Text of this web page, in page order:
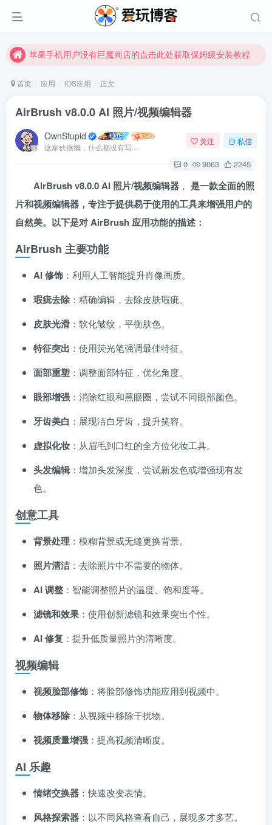
苹果手机用户没有巨魔商店的点击此处获取保姆级安装教程
苹果手机用户没有巨魔商店的点击此处获取保姆级安装教程
首页 应用 iOS应用 正文
AirBrush v8.0.0 AI 照片/视频编辑器
OwnStupid
这家伙很懒，什么都没有写...
关注 私信
0 9063 2245
AirBrush v8.0.0 AI 照片/视频编辑器 ， 是一款全面的照
片和视频编辑器，专注于提供易于使用的工具来增强用户的
自然美。以下是对 AirBrush 应用功能的描述：
AirBrush 主要功能
AI 修饰 ：利用人工智能提升肖像画质。
瑕疵去除 ：精确编辑，去除皮肤瑕疵。
皮肤光滑 ：软化皱纹，平衡肤色。
特征突出 ：使用荧光笔强调最佳特征。
面部重塑 ：调整面部特征，优化角度。
眼部增强 ：消除红眼和黑眼圈，尝试不同眼部颜色。
牙齿美白 ：展现洁白牙齿，提升笑容。
虚拟化妆 ：从眉毛到口红的全方位化妆工具。
头发编辑：增加头发深度，尝试新发色或增强现有发
色。
创意工具
背景处理 ：模糊背景或无缝更换背景。
照片清洁：去除照片中不需要的物体。
AI 调整 ：智能调整照片的温度、饱和度等。
滤镜和效果 ：使用创新滤镜和效果突出个性。
AI 修复 ：提升低质量照片的清晰度。
视频编辑
视频脸部修饰 ：将脸部修饰功能应用到视频中。
物体移除 ：从视频中移除干扰物。
视频质量增强 ：提高视频清晰度。
AI 乐趣
情绪交换器 ：快速改变表情。
风格探索器 ：以不同风格查看自己，展现多才多艺。
扫码登录
使用其它方式登录或注册
关注公众号后发送 “验证码” 获取验证码
登录
扫码登录即表示同意用户协议、隐私声明